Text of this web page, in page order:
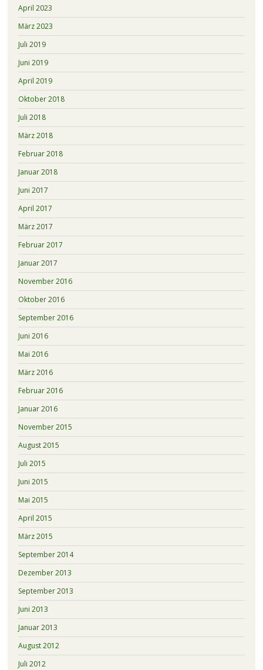
April 2023
März 2023
Juli 2019
Juni 2019
April 2019
Oktober 2018
Juli 2018
März 2018
Februar 2018
Januar 2018
Juni 2017
April 2017
März 2017
Februar 2017
Januar 2017
November 2016
Oktober 2016
September 2016
Juni 2016
Mai 2016
März 2016
Februar 2016
Januar 2016
November 2015
August 2015
Juli 2015
Juni 2015
Mai 2015
April 2015
März 2015
September 2014
Dezember 2013
September 2013
Juni 2013
Januar 2013
August 2012
Juli 2012